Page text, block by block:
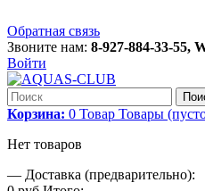
Обратная связь
Звоните нам: 8-927-884-33-55,
Войти
Корзина: 0 Товар Товары
Нет товаров
— Доставка (предварительно):